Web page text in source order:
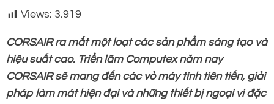
Views: 3.919
CORSAIR ra mắt một loạt các sản phẩm sáng tạo và
hiệu suất cao. Triển lãm Computex năm nay
CORSAIR sẽ mang đến các vỏ máy tính tiên tiến, giải
pháp làm mát hiện đại và những thiết bị ngoại vi đặc